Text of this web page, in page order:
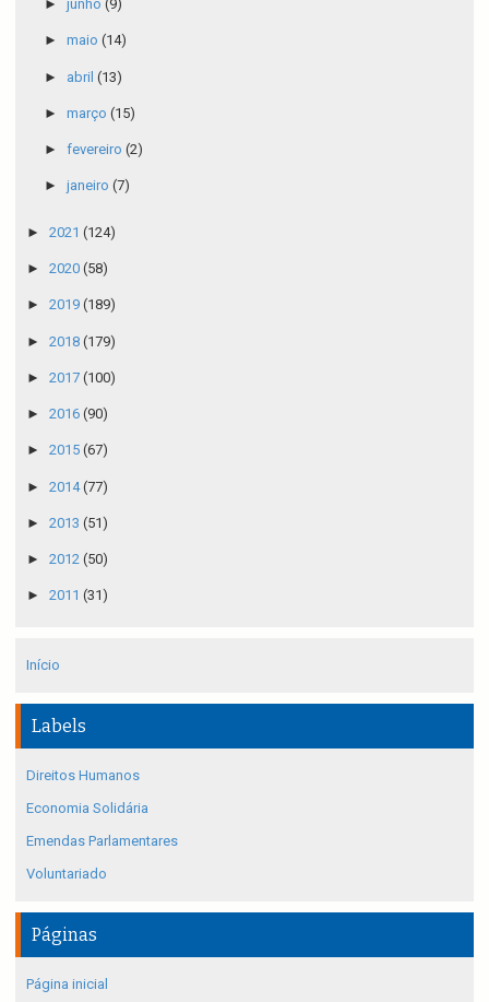
► junho (9)
► maio (14)
► abril (13)
► março (15)
► fevereiro (2)
► janeiro (7)
► 2021 (124)
► 2020 (58)
► 2019 (189)
► 2018 (179)
► 2017 (100)
► 2016 (90)
► 2015 (67)
► 2014(77)
► 2013 (51)
► 2012 (50)
► 2011 (31)
Início
Labels
Direitos Humanos
Economia Solidária
Emendas Parlamentares
Voluntariado
Páginas
Página inicial